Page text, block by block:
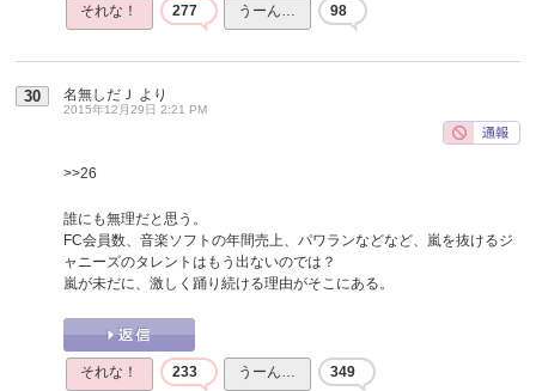
それな！ 277 うーん… 98
30 名無しだＪ より
2015年12月29日 2:21 PM
>>26
誰にも無理だと思う。
FC会員数、音楽ソフトの年間売上、パワランなどなど、嵐を抜けるジ
ャニーズのタレントはもう出ないのでは？
嵐が未だに、激しく踊り続ける理由がそこにある。
それな！ 233 うーん… 349